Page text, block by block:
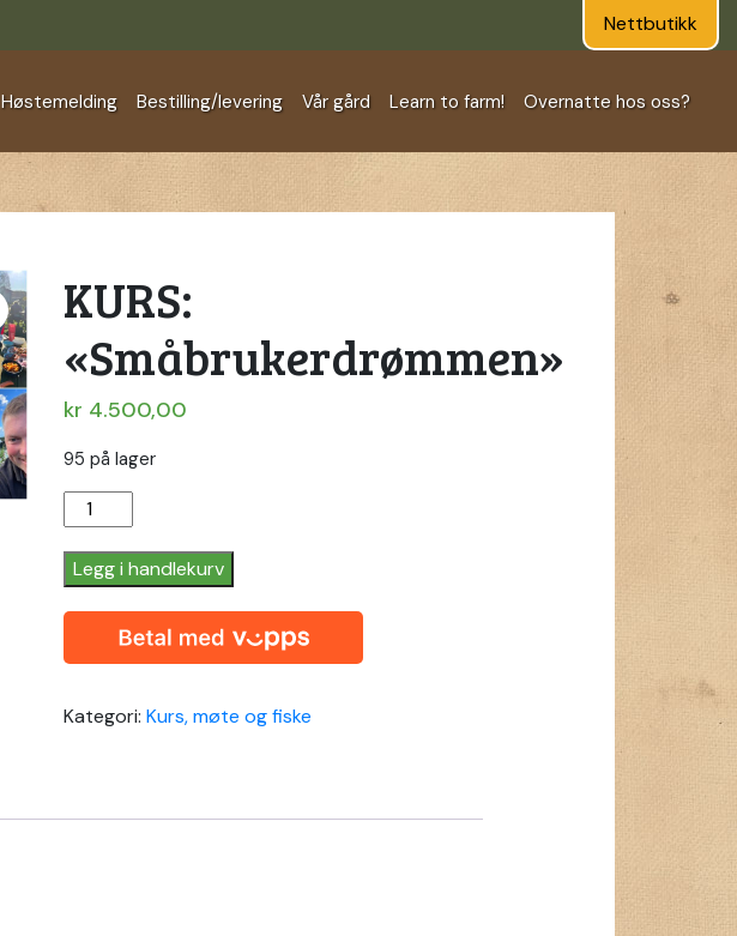
Nettbutikk
Høstemelding Bestilling/levering Vår gård Learn to farm! Overnatte hos oss?
KURS:
«Småbrukerdrømmen»
kr 4.500,00
95 på lager
KURS:
«Småbrukerdrømmen»
quantity
Legg i handlekurv
Kategori: Kurs, møte og fiske